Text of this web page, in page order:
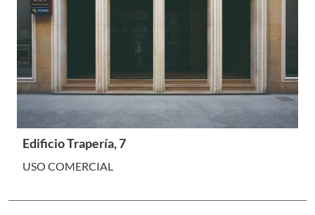
Edificio Trapería, 7
USO COMERCIAL